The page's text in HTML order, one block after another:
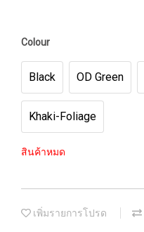
Colour
Black OD Green
Khaki-Foliage
สินค้าหมด
เพิ่มรายการโปรด